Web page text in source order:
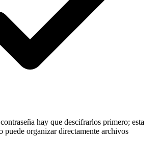
hay que descifrarlos primero; esta
puede organizar directamente archivos